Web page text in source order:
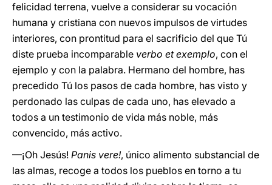
felicidad terrena, vuelve a considerar su vocación
humana y cristiana con nuevos impulsos de virtudes
interiores, con prontitud para el sacrificio del que Tú
diste prueba incomparable verbo et exemplo, con el
ejemplo y con la palabra. Hermano del hombre, has
precedido Tú los pasos de cada hombre, has visto y
perdonado las culpas de cada uno, has elevado a
todos a un testimonio de vida más noble, más
convencido, más activo.
—¡Oh Jesús! Panis vere!, único alimento substancial de
las almas, recoge a todos los pueblos en torno a tu